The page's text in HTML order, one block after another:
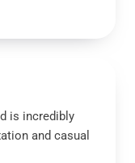
is incredibly
and casual